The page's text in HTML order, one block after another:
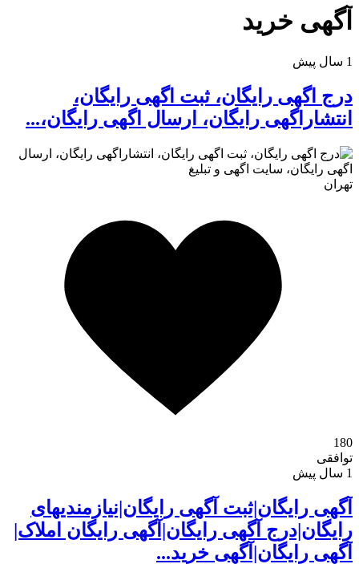
تماس با ما
آگهی خرید
درج اگهی رایگان، ثبت اگهی رایگان،
انتشاراگهی رایگان، ارسال اگهی رایگان،...
تهران
180
توافقی
آگهی رایگان|ثبت آگهی رایگان|نیازمندیهای
رایگان|درج آگهی رایگان|آگهی رایگان املاک|
آگهی رایگان|آگهی خرید...